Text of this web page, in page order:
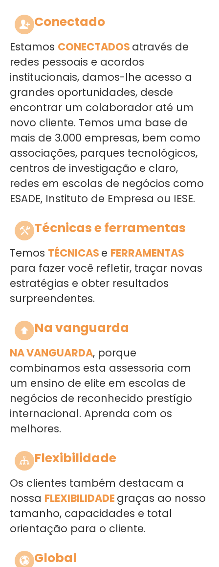
Conectado
Estamos CONECTADOS através de
redes pessoais e acordos
institucionais, damos-lhe acesso a
grandes oportunidades, desde
encontrar um colaborador até um
novo cliente. Temos uma base de
mais de 3.000 empresas, bem como
associações, parques tecnológicos,
centros de investigação e claro,
redes em escolas de negócios como
ESADE, Instituto de Empresa ou IESE.
Técnicas e ferramentas
Temos TÉCNICAS e FERRAMENTAS
para fazer você refletir, traçar novas
estratégias e obter resultados
surpreendentes.
Na vanguarda
NA VANGUARDA, porque
combinamos esta assessoria com
um ensino de elite em escolas de
negócios de reconhecido prestígio
internacional. Aprenda com os
melhores.
Flexibilidade
Os clientes também destacam a
nossa FLEXIBILIDADE graças ao nosso
tamanho, capacidades e total
orientação para o cliente.
Global